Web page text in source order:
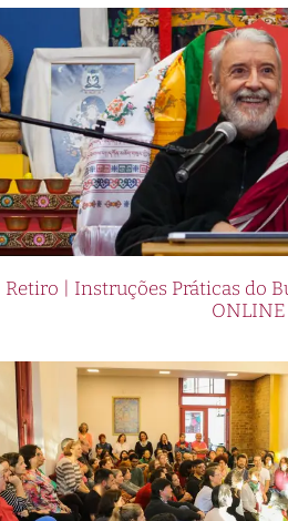
Retiro | Instruções Práticas do
ONLINE